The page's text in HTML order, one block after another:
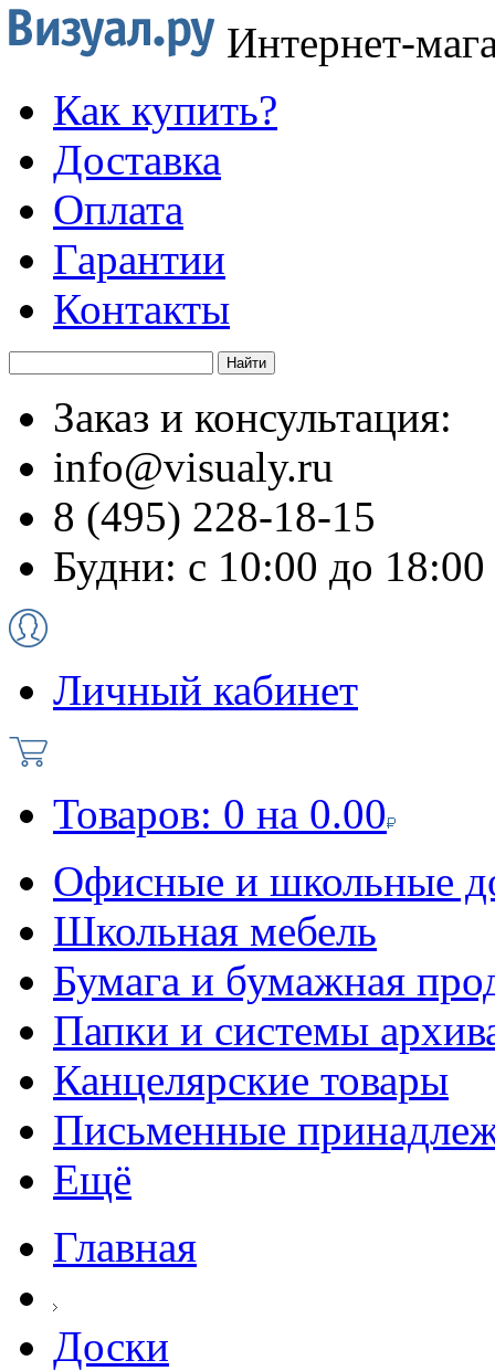
Интернет-
Как купить?
Доставка
Оплата
Гарантии
Контакты
Заказ и консультация:
info@visualy.ru
8 (495) 228-18-15
Будни: с 10:00 до 18:00
Личный кабинет
Товаров: 0 на 0.00
Офисные и школьные
Школьная мебель
Бумага и бумажная
Папки и системы
Канцелярские товары
Письменные
Ещё
Главная
Доски